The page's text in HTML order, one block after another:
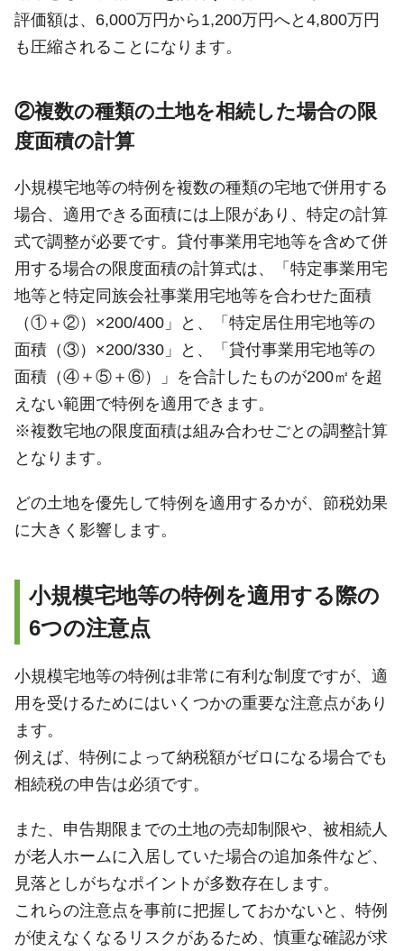
評価額は、6,000万円から1,200万円へと4,800万円
も圧縮されることになります。
②複数の種類の土地を相続した場合の限
度面積の計算
小規模宅地等の特例を複数の種類の宅地で併用する
場合、適用できる面積には上限があり、特定の計算
式で調整が必要です。貸付事業用宅地等を含めて併
用する場合の限度面積の計算式は、「特定事業用宅
地等と特定同族会社事業用宅地等を合わせた面積
（①＋②）×200/400」と、「特定居住用宅地等の
面積（③）×200/330」と、「貸付事業用宅地等の
面積（④＋⑤＋⑥）」を合計したものが200㎡を超
えない範囲で特例を適用できます。
※複数宅地の限度面積は組み合わせごとの調整計算
となります。
どの土地を優先して特例を適用するかが、節税効果
に大きく影響します。
小規模宅地等の特例を適用する際の
6つの注意点
小規模宅地等の特例は非常に有利な制度ですが、適
用を受けるためにはいくつかの重要な注意点があり
ます。
例えば、特例によって納税額がゼロになる場合でも
相続税の申告は必須です。
また、申告期限までの土地の売却制限や、被相続人
が老人ホームに入居していた場合の追加条件など、
見落としがちなポイントが多数存在します。
これらの注意点を事前に把握しておかないと、特例
が使えなくなるリスクがあるため、慎重な確認が求